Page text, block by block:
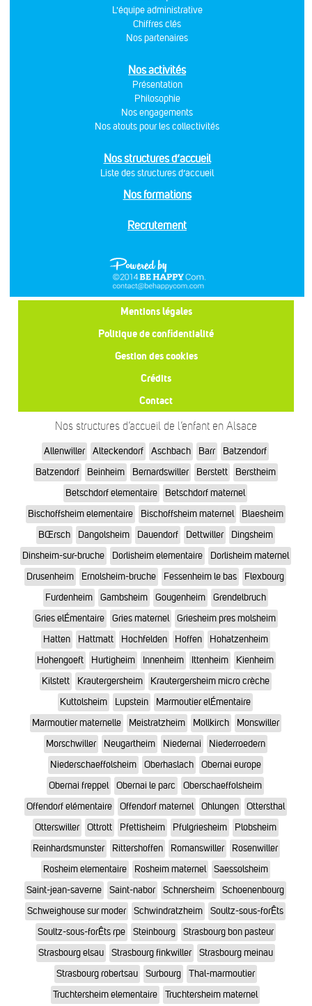
L'équipe administrative
Chiffres clés
Nos partenaires
Nos activités
Présentation
Philosophie
Nos engagements
Nos atouts pour les collectivités
Nos structures d’accueil
Liste des structures d’accueil
Nos formations
Recrutement
Mentions légales
Politique de confidentialité
Gestion des cookies
Crédits
Contact
Nos structures d’accueil de l’enfant en Alsace
Allenwiller Alteckendorf Aschbach Barr
Batzendorf
Batzendorf
Beinheim Bernardswiller Berstett
Berstheim
Betschdorf elementaire
Betschdorf maternel
Bischoffsheim elementaire
Bischoffsheim maternel
Blaesheim
BŒrsch
Dangolsheim Dauendorf Dettwiller
Dingsheim
Dinsheim-sur-bruche
Dorlisheim elementaire
Dorlisheim maternel
Drusenheim
Ernolsheim-bruche Fessenheim le bas
Flexbourg
Furdenheim
Gambsheim Gougenheim
Grendelbruch
Gries elÉmentaire
Gries maternel
Griesheim pres molsheim
Hatten
Hattmatt Hochfelden Hoffen
Hohatzenheim
Hohengoeft
Hurtigheim Innenheim Ittenheim
Kienheim
Kilstett
Krautergersheim
Krautergersheim micro crèche
Kuttolsheim
Lupstein
Marmoutier elÉmentaire
Marmoutier maternelle
Meistratzheim Mollkirch
Monswiller
Morschwiller
Neugartheim Niedernai
Niederroedern
Niederschaeffolsheim
Oberhaslach
Obernai europe
Obernai freppel
Obernai le parc
Oberschaeffolsheim
Offendorf elémentaire
Offendorf maternel Ohlungen
Ottersthal
Otterswiller
Ottrott Pfettisheim Pfulgriesheim
Plobsheim
Reinhardsmunster
Rittershoffen Romanswiller
Rosenwiller
Rosheim elementaire
Rosheim maternel
Saessolsheim
Saint-jean-saverne
Saint-nabor Schnersheim
Schoenenbourg
Schweighouse sur moder
Schwindratzheim
Soultz-sous-forÊts
Soultz-sous-forÊts rpe
Steinbourg
Strasbourg bon pasteur
Strasbourg elsau
Strasbourg finkwiller
Strasbourg meinau
Strasbourg robertsau
Surbourg
Thal-marmoutier
Truchtersheim elementaire
Truchtersheim maternel